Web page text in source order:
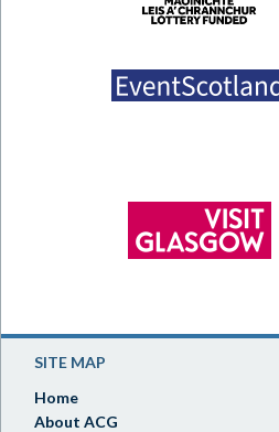
SITE MAP
Home
About ACG